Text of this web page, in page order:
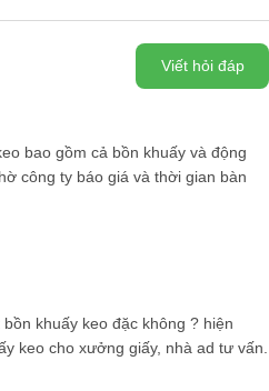
động cơ hoạt động, nó sẽ truyền
khuấy quay và trộn đều các thành
trộn có thể được điều chỉnh để đảm
Viết hỏi đáp
bao gồm cả bồn khuấy và động
công ty báo giá và thời gian bàn
khuấy keo đặc không ? hiện
keo cho xưởng giấy, nhà ad tư vấn.